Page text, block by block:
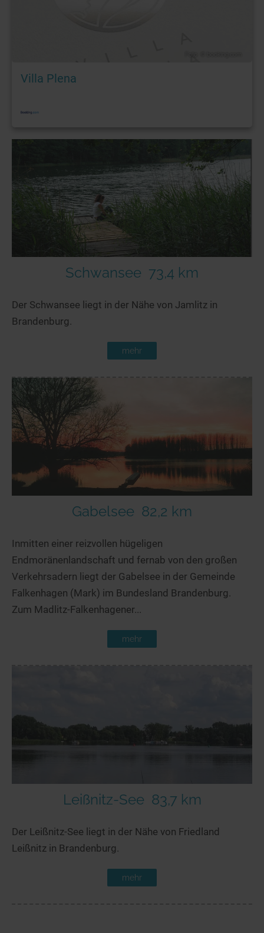
Villa Plena
Schwansee 73,4 km
Der Schwansee liegt in der Nähe von Jamlitz in
Brandenburg.
mehr
Gabelsee 82,2 km
Inmitten einer reizvollen hügeligen
Endmoränenlandschaft und fernab von den großen
Verkehrsadern liegt der Gabelsee in der Gemeinde
Falkenhagen (Mark) im Bundesland Brandenburg.
Zum Madlitz-Falkenhagener...
mehr
Leißnitz-See 83,7 km
Der Leißnitz-See liegt in der Nähe von Friedland
Leißnitz in Brandenburg.
mehr